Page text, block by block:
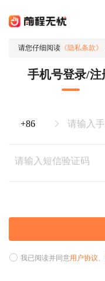
请您仔细阅读 《隐私条款》
手机号登录/注
我已阅读并同意用户协议、